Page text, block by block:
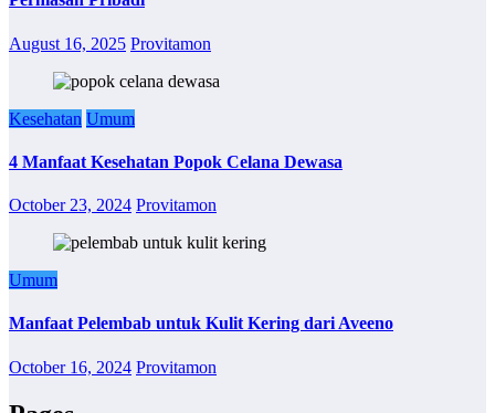
August 16, 2025 Provitamon
Kesehatan Umum
4 Manfaat Kesehatan Popok Celana Dewasa
October 23, 2024 Provitamon
Umum
Manfaat Pelembab untuk Kulit Kering dari Aveeno
October 16, 2024 Provitamon